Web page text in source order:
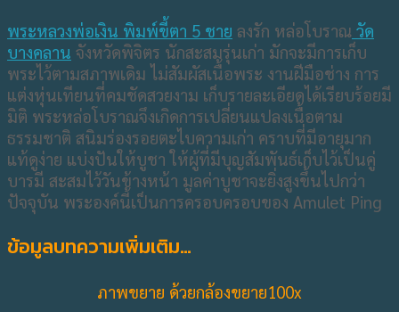
พระหลวงพ่อเงิน พิมพ์ขี้ตา 5 ชาย ลงรัก หล่อโบราณ วัด
บางคลาน จังหวัดพิจิตร นักสะสมรุ่นเก่า มักจะมีการเก็บ
พระไว้ตามสภาพเดิม ไม่สัมผัสเนื้อพระ งานฝีมือช่าง การ
แต่งหุ่นเทียนที่คมชัดสวยงาม เก็บรายละเอียดได้เรียบร้อยมี
มิติ พระหล่อโบราณจึงเกิดการเปลี่ยนแปลงเนื้อตาม
ธรรมชาติ สนิมร่องรอยตะไบความเก่า คราบที่มีอายุมาก
แท้ดูง่าย แบ่งปันให้บูชา ให้ผู้ที่มีบุญสัมพันธ์เก็บไว้เป็นคู่
บารมี สะสมไว้วันข้างหน้า มูลค่าบูชาจะยิ่งสูงขึ้นไปกว่า
ปัจจุบัน พระองค์นี้เป็นการครอบครอบของ Amulet Ping
ข้อมูลบทความเพิ่มเติม…
ภาพขยาย ด้วยกล้องขยาย100x